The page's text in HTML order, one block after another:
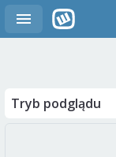
Tryb podglądu